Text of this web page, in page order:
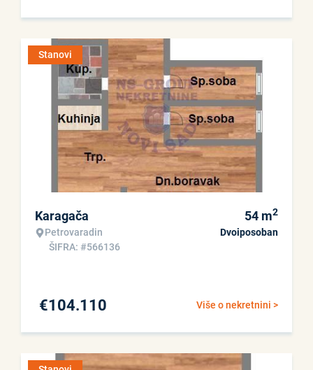
Stanovi
Karagača
Petrovaradin
ŠIFRA: #566136
54 m2
Dvoiposoban
Više o nekretnini >
€104.110